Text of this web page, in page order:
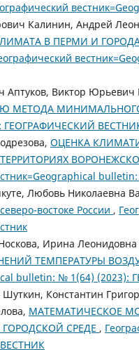
Калинин, Андрей
В ПЕРМИ И
Аптуков, Виктор
МЕТОДА
ГЕОГРАФИЧЕСКИЙ
ОЦЕНКА
Любовь Николаевна
востоке России ,
Ирина
ТЕМПЕРАТУРЫ
bulletin: № 1(64)
Шуткин, Константин
МАТЕМАТИЧЕСКОЕ
СРЕДЕ ,